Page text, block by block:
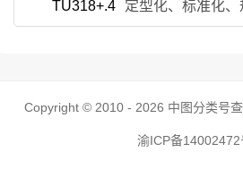
TU318+.4 定型化、标准化
Copyright © 2010 - 2026 中图分类号
渝ICP备14002472